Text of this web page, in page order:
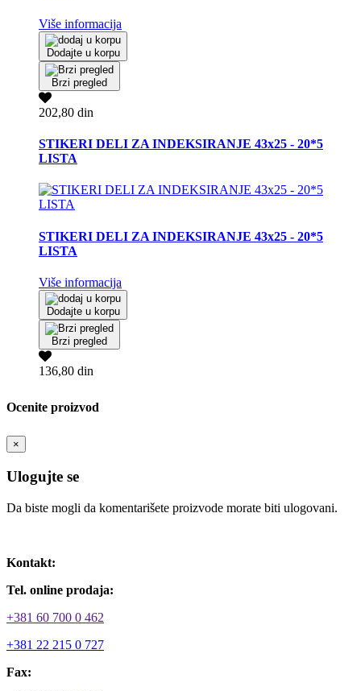
Više informacija
Dodajte u korpu
Brzi pregled
202,80 din
STIKERI DELI ZA INDEKSIRANJE 43x25 - 20*5
LISTA
STIKERI DELI ZA INDEKSIRANJE 43x25 - 20*5
LISTA
Više informacija
Dodajte u korpu
Brzi pregled
136,80 din
Ocenite proizvod
×
Ulogujte se
Da biste mogli da komentarišete proizvode morate biti ulogovani.
Kontakt:
Tel. online prodaja:
+381 60 700 0 462
+381 22 215 0 727
Fax: